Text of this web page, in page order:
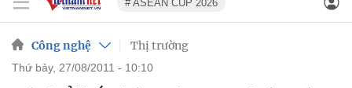
# ASEAN CUP 2026
Công nghệ Thị trường
thứ bảy, 27/08/2011 - 10:10